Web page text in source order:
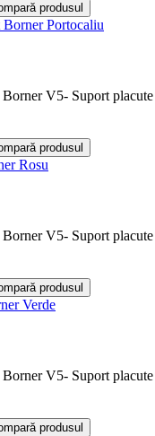
produsul
V5- Suport
produsul
V5- Suport
produsul
V5- Suport
produsul